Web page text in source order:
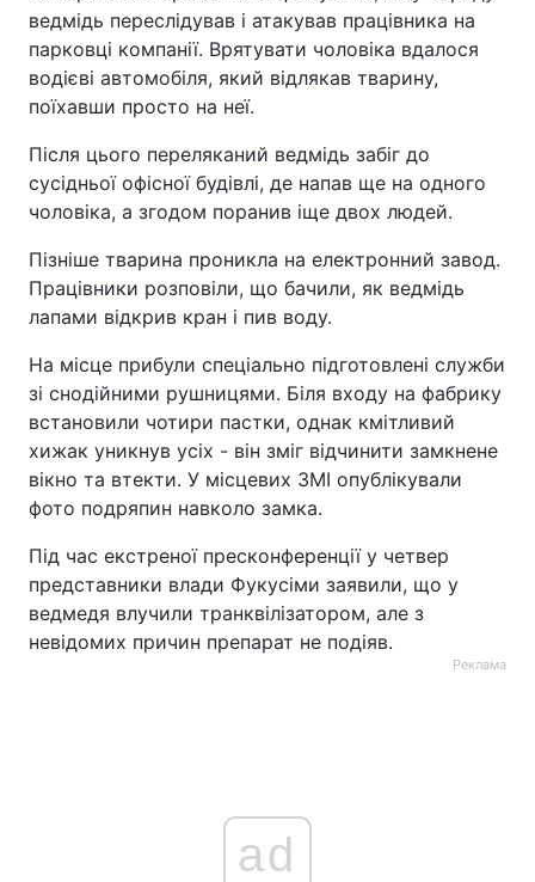
ведмідь переслідував і атакував працівника на
парковці компанії. Врятувати чоловіка вдалося
водієві автомобіля, який відлякав тварину,
поїхавши просто на неї.
Після цього переляканий ведмідь забіг до
сусідньої офісної будівлі, де напав ще на одного
чоловіка, а згодом поранив іще двох людей.
Пізніше тварина проникла на електронний завод.
Працівники розповіли, що бачили, як ведмідь
лапами відкрив кран і пив воду.
На місце прибули спеціально підготовлені служби
зі снодійними рушницями. Біля входу на фабрику
встановили чотири пастки, однак кмітливий
хижак уникнув усіх - він зміг відчинити замкнене
вікно та втекти. У місцевих ЗМІ опублікували
фото подряпин навколо замка.
Під час екстреної пресконференції у четвер
представники влади Фукусіми заявили, що у
ведмедя влучили транквілізатором, але з
невідомих причин препарат не подіяв.
Реклама
ad